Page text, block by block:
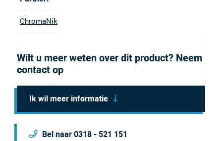
ChromaNik
Wilt u meer weten over dit product? Neem
contact op
Ik wil meer informatie
Bel naar 0318 - 521 151